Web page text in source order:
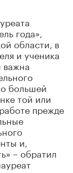
года»,
области, в
и ученика
важна
большей
той или
прежде
и,
– обратил